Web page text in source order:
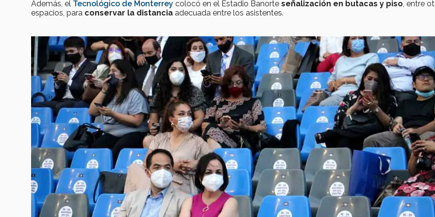
Además, el Tecnológico de Monterrey colocó en el Estadio Banorte señalización en butacas y piso, entre
espacios, para conservar la distancia adecuada entre los asistentes.